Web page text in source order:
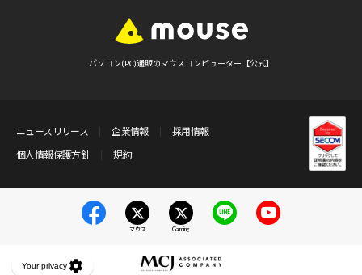
パソコン(PC)通販のマウスコンピューター【公式】
ニュースリリース 企業情報
採用情報
個人情報保護方針
規約
マウス Gaming